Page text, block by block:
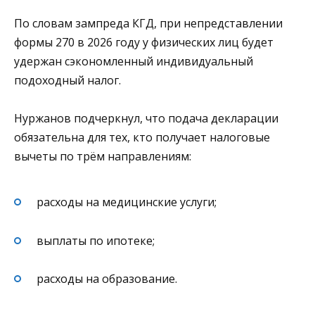
По словам зампреда КГД, при непредставлении
формы 270 в 2026 году у физических лиц будет
удержан сэкономленный индивидуальный
подоходный налог.
Нуржанов подчеркнул, что подача декларации
обязательна для тех, кто получает налоговые
вычеты по трём направлениям:
расходы на медицинские услуги;
выплаты по ипотеке;
расходы на образование.